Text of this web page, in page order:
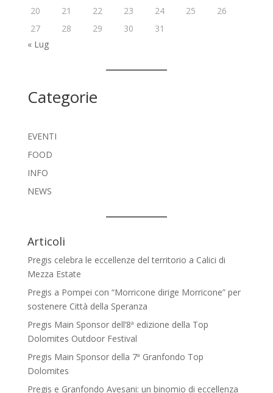
20
21 22 23 24 25
26
27
28 29 30
31
« Lug
Categorie
EVENTI
FOOD
INFO
NEWS
Articoli
Pregis celebra le eccellenze del territorio a Calici di
Mezza Estate
Pregis a Pompei con “Morricone dirige Morricone” per
sostenere Città della Speranza
Pregis Main Sponsor dell’8ª edizione della Top
Dolomites Outdoor Festival
Pregis Main Sponsor della 7ª Granfondo Top
Dolomites
Pregis e Granfondo Avesani: un binomio di eccellenza